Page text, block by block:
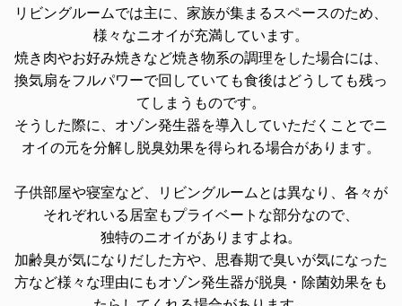
リビングルームでは主に、家族が集まるスペースのため、
様々なニオイが充満しています。
焼き肉やお好み焼きなど焼き物系の調理をした場合には、
換気扇をフルパワーで回していても食後はどうしても残っ
てしまうものです。
そうした際に、オゾン発生器を導入していただくことでニ
オイの元を分解し脱臭効果を得られる場合があります。
子供部屋や寝室など、リビングルームとは異なり、各々が
それぞれいる居室もプライベートな部分なので、
独特のニオイがありますよね。
加齢臭が気になりだした方や、思春期で臭いが気になった
方など様々な理由にもオゾン発生器が脱臭・除菌効果をも